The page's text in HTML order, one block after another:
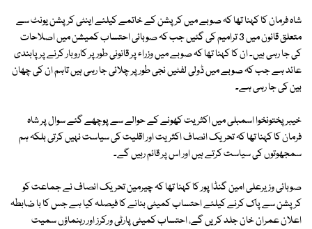
شاہ فرمان کا کہنا تھا کہ صوبے میں کرپشن کے خاتمے کیلئے اینٹی کرپشن یونٹ سے
متعلق قانون میں 3 ترامیم کی گئیں جب کہ صوبائی احتساب کمیشن میں اصلاحات
کی جا رہی ہیں۔ ان کا کہنا تھا کہ صوبے میں وزراء پر قانونی طور پر کاروبار کرنے پر پابندی
عائد ہے جب کہ صوبے میں ڈولی لفٹیں نجی طور پر چلائی جا رہی ہیں تاہم ان کی چھان
بین کی جا رہی ہے۔
خیبر پختونخوا اسمبلی میں اکثریت کھونے کے حوالے سے پوچھے گئے سوال پر شاہ
فرمان کا کہنا تھا کہ تحریک انصاف اکثریت اور اقلیت کی سیاست نہیں کرتی بلکہ ہم
سمجھوتوں کی سیاست کرتے ہیں اور اس پر قائم رہیں گے۔
صوبائی وزیرعلی امین گنڈا پور کا کہنا تھا کہ چیرمین تحریک انصاف نے جماعت کو
کرپشن سے پاک کرنے کیلئے احتساب کمیٹی بنانے کا فیصلہ کیا ہے جس کا با ضابطہ
اعلان عمران خان جلد کریں گے، احتساب کمیٹی پارٹی ورکرز اور رہنماؤں سمیت